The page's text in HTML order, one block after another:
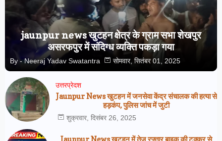
jaunpur news खुटहन क्षेत्र के ग्राम सभा शेखपुर
असरफपुर में संदिग्ध व्यक्ति पकड़ा गया
By - Neeraj Yadav Swatantra सोमवार, सितंबर 01, 2025
उत्तरप्रेदश
Jaunpur News खुटहन में जनसेवा केंद्र संचालक की हत्या से
हड़कंप, पुलिस जांच में जुटी
शुक्रवार, दिसंबर 26, 2025